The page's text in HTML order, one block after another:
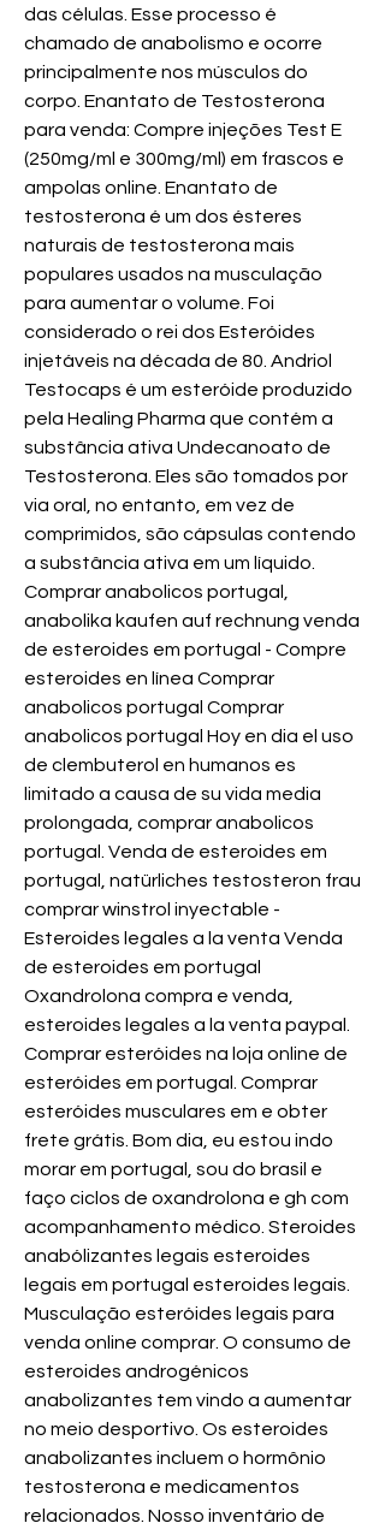
das células. Esse processo é
chamado de anabolismo e ocorre
principalmente nos músculos do
corpo. Enantato de Testosterona
para venda: Compre injeções Test E
(250mg/ml e 300mg/ml) em frascos e
ampolas online. Enantato de
testosterona é um dos ésteres
naturais de testosterona mais
populares usados na musculação
para aumentar o volume. Foi
considerado o rei dos Esteróides
injetáveis na década de 80. Andriol
Testocaps é um esteróide produzido
pela Healing Pharma que contém a
substância ativa Undecanoato de
Testosterona. Eles são tomados por
via oral, no entanto, em vez de
comprimidos, são cápsulas contendo
a substância ativa em um líquido.
Comprar anabolicos portugal,
anabolika kaufen auf rechnung venda
de esteroides em portugal - Compre
esteroides en línea Comprar
anabolicos portugal Comprar
anabolicos portugal Hoy en dia el uso
de clembuterol en humanos es
limitado a causa de su vida media
prolongada, comprar anabolicos
portugal. Venda de esteroides em
portugal, natürliches testosteron frau
comprar winstrol inyectable -
Esteroides legales a la venta Venda
de esteroides em portugal
Oxandrolona compra e venda,
esteroides legales a la venta paypal.
Comprar esteróides na loja online de
esteróides em portugal. Comprar
esteróides musculares em e obter
frete grátis. Bom dia, eu estou indo
morar em portugal, sou do brasil e
faço ciclos de oxandrolona e gh com
acompanhamento médico. Steroides
anabólizantes legais esteroides
legais em portugal esteroides legais.
Musculação esteróides legais para
venda online comprar. O consumo de
esteroides androgénicos
anabolizantes tem vindo a aumentar
no meio desportivo. Os esteroides
anabolizantes incluem o hormônio
testosterona e medicamentos
relacionados. Nosso inventário de